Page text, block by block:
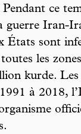
ce
guerre Iran-
États sont
les
kurde.
à 2018,